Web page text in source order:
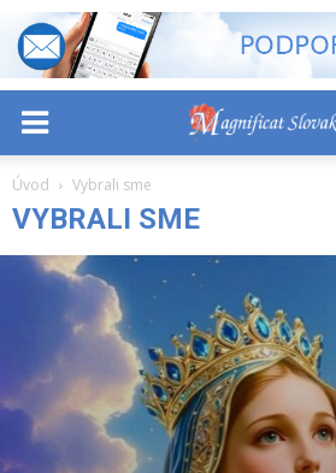
Úvod Vybrali sme
VYBRALI SME